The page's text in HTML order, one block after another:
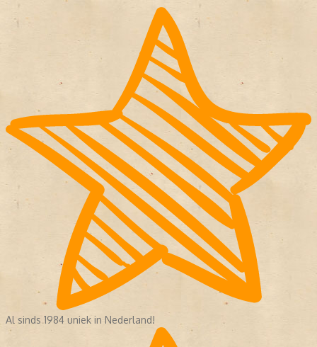
Al sinds 1984 uniek in Nederland!